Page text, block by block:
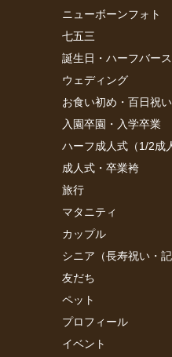
ニューボーンフォト
七五三
誕生日・ハーフバー
ウェディング
お食い初め・百日祝い
入園卒園・入学卒業
ハーフ成人式（1/2成
成人式・卒業袴
旅行
マタニティ
カップル
シニア（長寿祝い・記
友だち
ペット
プロフィール
イベント